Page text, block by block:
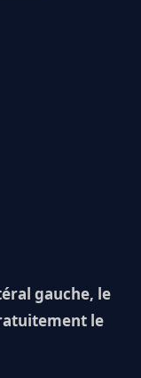
gauche, le
le